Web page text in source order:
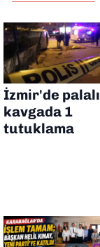
Vurdu
İzmir'de palalı
kavgada 1
tutuklama